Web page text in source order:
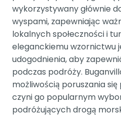
wykorzystywany głównie
wyspami, zapewniając
lokalnych społeczności i
eleganckiemu wzornictwu
udogodnienia, aby
podczas podróży.
możliwością poruszania
czyni go popularnym
podróżujących drogą